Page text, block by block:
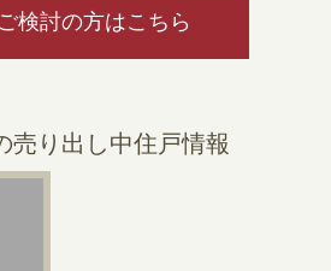
検討の方はこちら
売り出し中住戸情報